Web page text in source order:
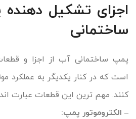
اجزای تشکیل
ساختمانی
پمپ ساختمانی آب از اجزا و
است که در کنار یکدیگر به عملکرد
کنند. مهم ترین این قطعات عبارت اند
– الکتروموتور پمپ: